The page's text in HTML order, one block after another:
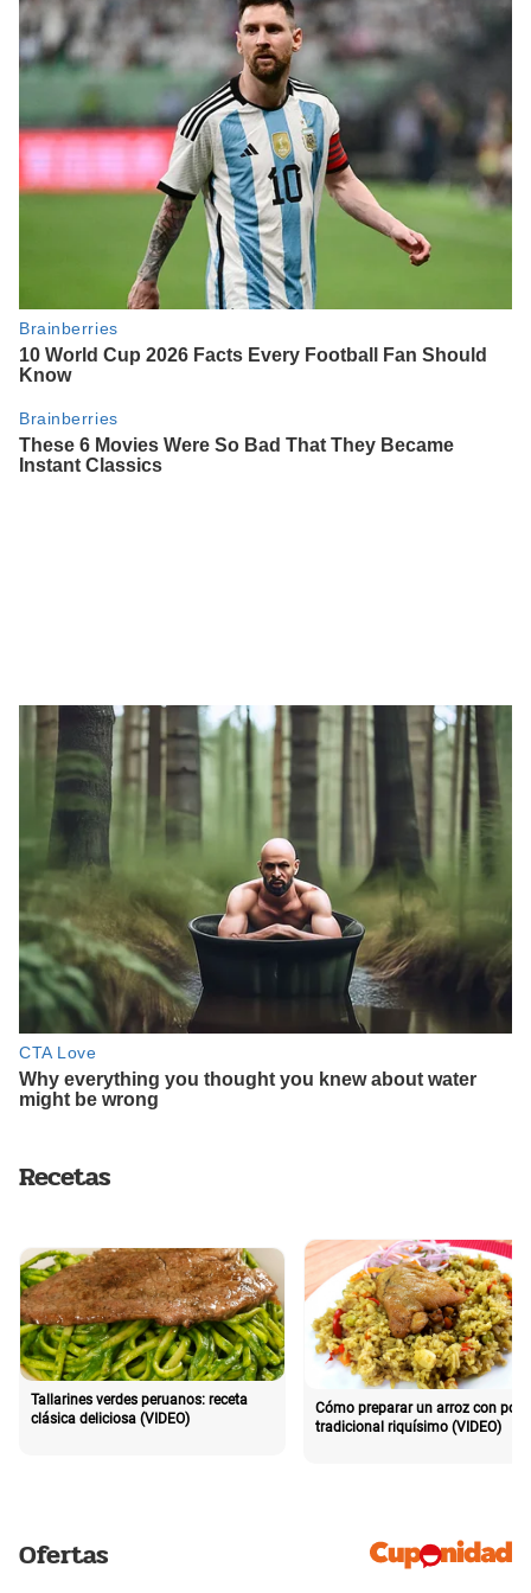
Recetas
Tallarines verdes peruanos: receta
clásica deliciosa (VIDEO)
Cómo preparar un arroz con pollo
tradicional riquísimo (VIDEO)
Ofertas